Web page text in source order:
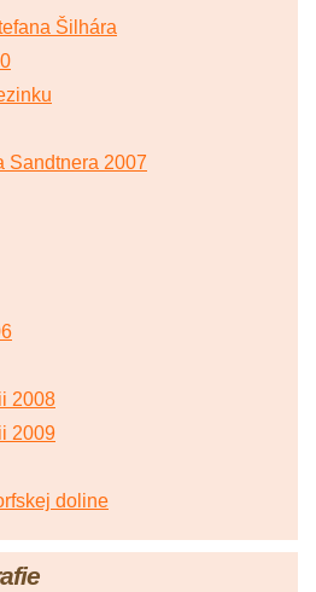
Šilhára
Sandtnera 2007
2008
2009
doline